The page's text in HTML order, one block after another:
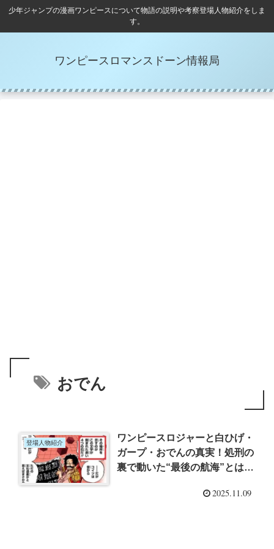
少年ジャンプの漫画ワンピースについて物語の説明や考察登場人物紹介をしま
す。
ワンピースロマンスドーン情報局
おでん
登場人物紹介
ワンピースロジャーと白ひげ・
ガープ・おでんの真実！処刑の
裏で動いた“最後の航海”とは？
2025.11.09